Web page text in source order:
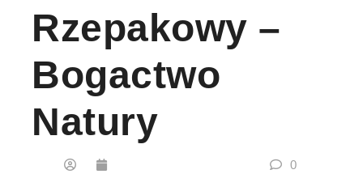
Rzepakowy –
Bogactwo
Natury
0